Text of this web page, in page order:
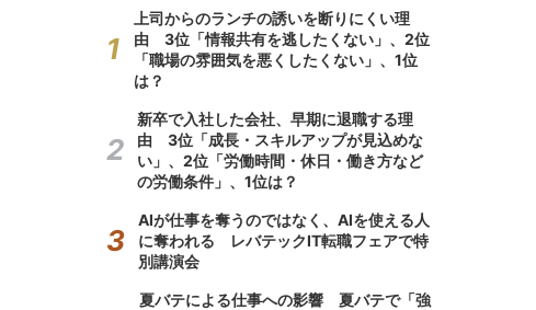
上司からのランチの誘いを断りにくい理
由 3位「情報共有を逃したくない」、2位
「職場の雰囲気を悪くしたくない」、1位
は？
新卒で入社した会社、早期に退職する理
由 3位「成長・スキルアップが見込めな
い」、2位「労働時間・休日・働き方など
の労働条件」、1位は？
AIが仕事を奪うのではなく、AIを使える人
に奪われる レバテックIT転職フェアで特
別講演会
夏バテによる仕事への影響 夏バテで「強